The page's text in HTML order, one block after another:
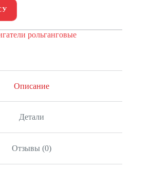
рольганговые
Описание
Детали
Отзывы (0)